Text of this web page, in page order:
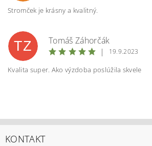
Stromček je krásny a kvalitný.
TZ
Tomáš Záhorčák
|
19.9.2023
Kvalita super. Ako výzdoba poslúžila skvele
KONTAKT